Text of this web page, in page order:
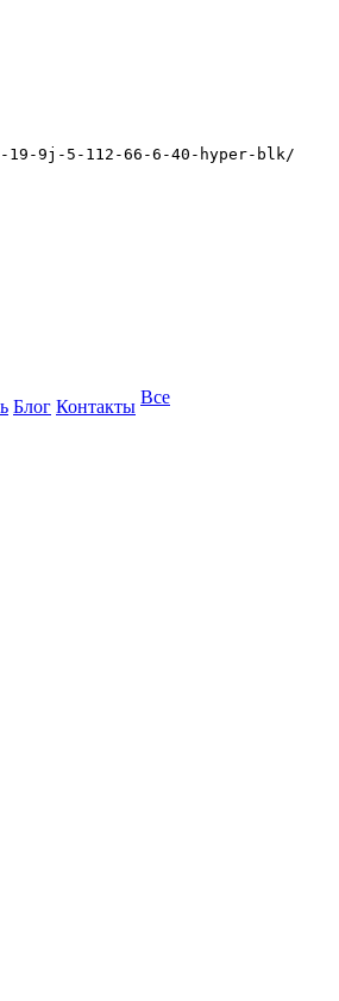
9j-5-112-66-6-40-hyper-blk/
Блог Контакты Все